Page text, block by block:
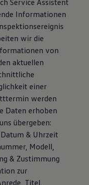
Service Assistent
Informationen
wir die
von
aktuellen
einer
werden
Daten erhoben
übergeben:
& Uhrzeit
Modell,
& Zustimmung
zur
Titel,